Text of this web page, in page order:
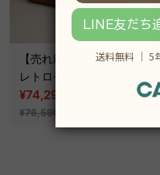
【売れ筋】Soft Prime
レトロモダンソファベ
ッド｜20色以上から選
べるコーデュロイ
2WAY【色カスタマイ
¥74,290
¥76,590